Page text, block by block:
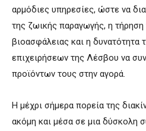
αρμόδιες υπηρεσίες, ώστε να
της ζωικής παραγωγής, η
βιοασφάλειας και η δυνατότητα
επιχειρήσεων της Λέσβου να
προϊόντων τους στην αγορά.
Η μέχρι σήμερα πορεία της
ακόμη και μέσα σε μια δύσκολη